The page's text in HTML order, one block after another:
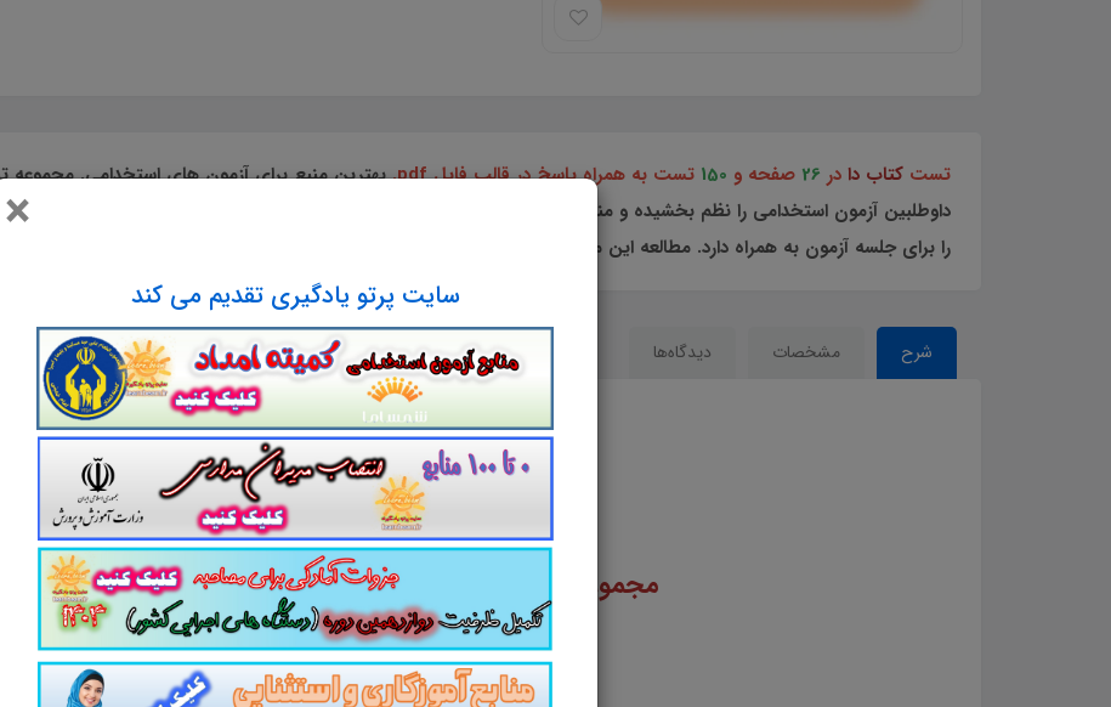
×
سایت پرتو یادگیری تقدیم می کند
تست کتاب دا در 26 صفحه و 150 تست به همراه پاسخ در قالب فایل pdf. بهترین منبع برای آزمون های استخدامی.
داوطلبین آزمون استخدامی را نظم بخشیده و منسجم می سازد. این مجموعه مرور سریع داوطلب را سبب می شود و آگاهی
را برای جلسه آزمون به همراه دارد. مطالعه این منبع برای داوطلبین آزمون های استخدامی پیشنهاد می شود.
شرح مشخصات دیدگاه‌ها
سایت پرتو یادگیری تقدیم می کند
مجموعه تست ارزشمند کتاب دا
مجموعه تست مناسب برای داوطلبین آزمون های
مناسب برای همه رشته ها